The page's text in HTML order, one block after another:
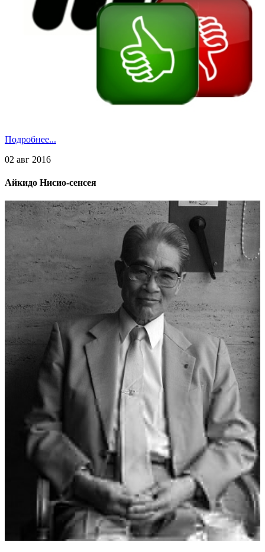
Подробнее...
02 авг 2016
Айкидо Нисио-сенсея